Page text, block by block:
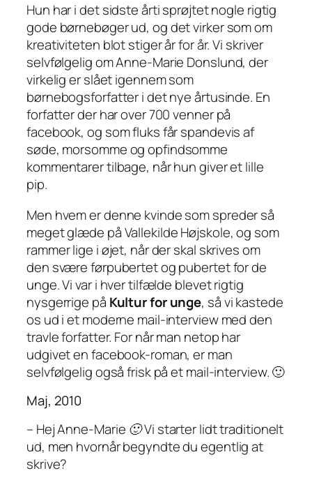
Hun har i det sidste årti sprøjtet nogle rigtig
gode børnebøger ud, og det virker som om
kreativiteten blot stiger år for år. Vi skriver
selvfølgelig om Anne-Marie Donslund, der
virkelig er slået igennem som
børnebogsforfatter i det nye årtusinde. En
forfatter der har over 700 venner på
facebook, og som fluks får spandevis af
søde, morsomme og opfindsomme
kommentarer tilbage, når hun giver et lille
pip.
Men hvem er denne kvinde som spreder så
meget glæde på Vallekilde Højskole, og som
rammer lige i øjet, når der skal skrives om
den svære førpubertet og pubertet for de
unge. Vi var i hver tilfælde blevet rigtig
nysgerrige på Kultur for unge, så vi kastede
os ud i et moderne mail-interview med den
travle forfatter. For når man netop har
udgivet en facebook-roman, er man
selvfølgelig også frisk på et mail-interview. 🙂
Maj, 2010
– Hej Anne-Marie 🙂 Vi starter lidt traditionelt
ud, men hvornår begyndte du egentlig at
skrive?